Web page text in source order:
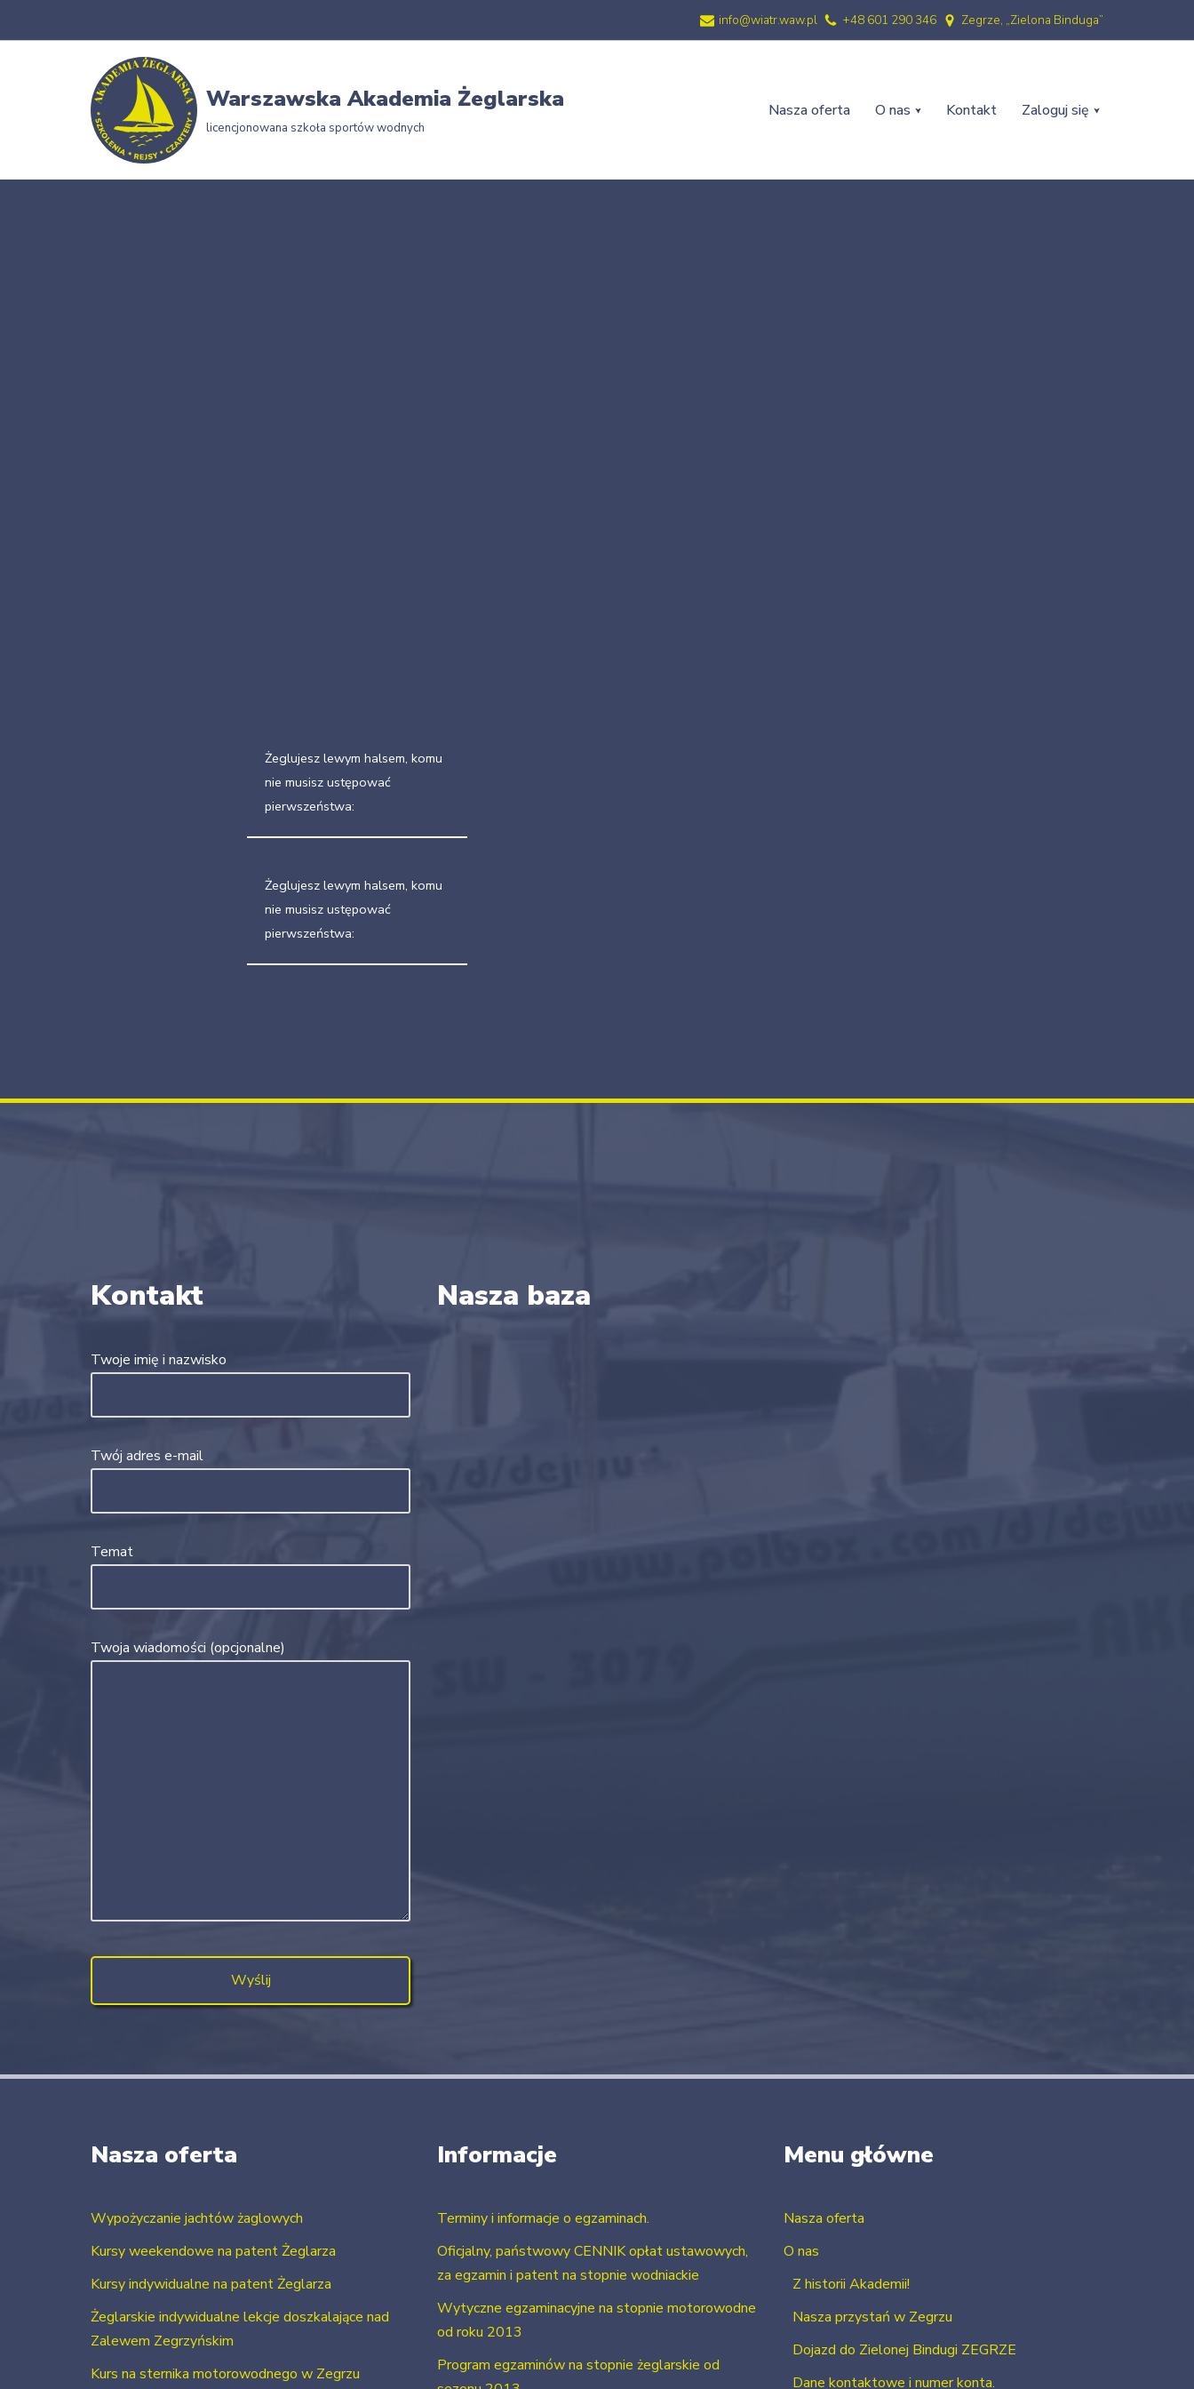
info@wiatr.waw.pl +48 601 290 346 Zegrze, „Zielona Binduga”
Warszawska Akademia Żeglarska
licencjonowana szkoła sportów wodnych
Nasza oferta O nas Kontakt Zaloguj się
Żeglujesz lewym halsem, komu
nie musisz ustępować
pierwszeństwa:
Żeglujesz lewym halsem, komu
nie musisz ustępować
pierwszeństwa:
Kontakt
Twoje imię i nazwisko
Twój adres e-mail
Temat
Twoja wiadomości (opcjonalne)
Nasza baza
Nasza oferta
Wypożyczanie jachtów żaglowych
Kursy weekendowe na patent Żeglarza
Kursy indywidualne na patent Żeglarza
Żeglarskie indywidualne lekcje doszkalające nad
Zalewem Zegrzyńskim
Kurs na sternika motorowodnego w Zegrzu
Informacje
Terminy i informacje o egzaminach.
Oficjalny, państwowy CENNIK opłat ustawowych,
za egzamin i patent na stopnie wodniackie
Wytyczne egzaminacyjne na stopnie motorowodne
od roku 2013
Program egzaminów na stopnie żeglarskie od
Menu główne
Nasza oferta
O nas
Z historii Akademii!
Nasza przystań w Zegrzu
Dojazd do Zielonej Bindugi ZEGRZE
Dane kontaktowe i numer konta.